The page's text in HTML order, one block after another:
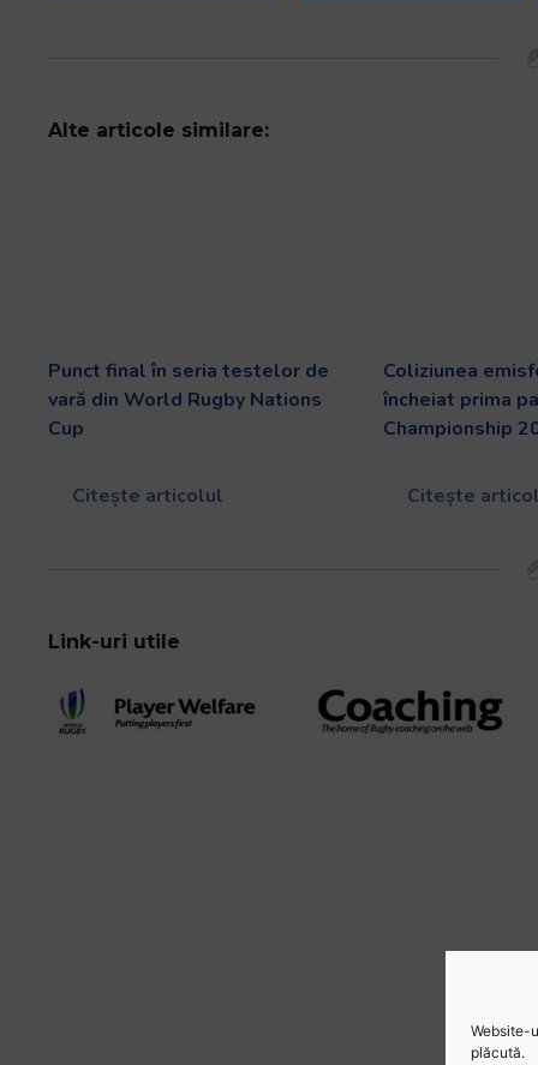
Website-
plăcută.
Alte articole similare:
Punct final în seria testelor de
vară din World Rugby Nations
Cup
Citește articolul
Coliziunea
încheiat prima
Championship
Citește
Link-uri utile